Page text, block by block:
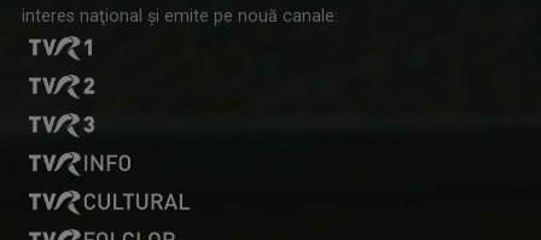
interes naţional şi emite pe nouă canale: